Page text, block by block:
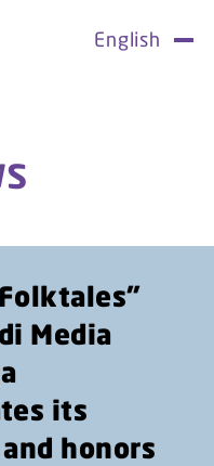
Media
its
honors